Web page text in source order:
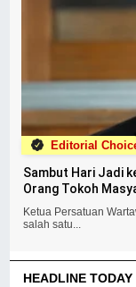
Editorial
Sambut Hari Jadi
Orang Tokoh
Ketua Persatuan
salah satu...
HEADLINE TODAY